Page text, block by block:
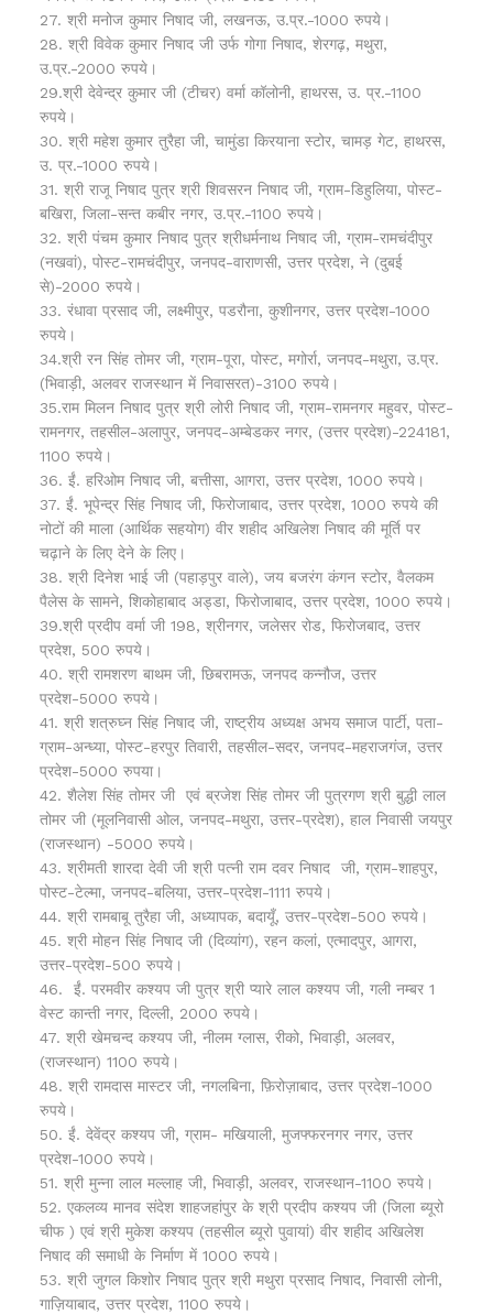
27. श्री मनोज कुमार निषाद जी, लखनऊ, उ.प्र.-1000 रुपये।
28. श्री विवेक कुमार निषाद जी उर्फ गोगा निषाद, शेरगढ़, मथुरा,
उ.प्र.-2000 रुपये।
29.श्री देवेन्द्र कुमार जी (टीचर) वर्मा कॉलोनी, हाथरस, उ. प्र.-1100
रुपये।
30. श्री महेश कुमार तुरैहा जी, चामुंडा किरयाना स्टोर, चामड़ गेट, हाथरस,
उ. प्र.-1000 रुपये।
31. श्री राजू निषाद पुत्र श्री शिवसरन निषाद जी, ग्राम-डिहुलिया, पोस्ट-
बखिरा, जिला-सन्त कबीर नगर, उ.प्र.-1100 रुपये।
32. श्री पंचम कुमार निषाद पुत्र श्रीधर्मनाथ निषाद जी, ग्राम-रामचंदीपुर
(नखवां), पोस्ट-रामचंदीपुर, जनपद-वाराणसी, उत्तर प्रदेश, ने (दुबई
से)-2000 रुपये।
33. रंधावा प्रसाद जी, लक्ष्मीपुर, पडरौना, कुशीनगर, उत्तर प्रदेश-1000
रुपये।
34.श्री रन सिंह तोमर जी, ग्राम-पूरा, पोस्ट, मगोर्रा, जनपद-मथुरा, उ.प्र.
(भिवाड़ी, अलवर राजस्थान में निवासरत)-3100 रुपये।
35.राम मिलन निषाद पुत्र श्री लोरी निषाद जी, ग्राम-रामनगर महुवर, पोस्ट-
रामनगर, तहसील-अलापुर, जनपद-अम्बेडकर नगर, (उत्तर प्रदेश)-224181,
1100 रुपये।
36. ईं. हरिओम निषाद जी, बत्तीसा, आगरा, उत्तर प्रदेश, 1000 रुपये।
37. ईं. भूपेन्द्र सिंह निषाद जी, फिरोजाबाद, उत्तर प्रदेश, 1000 रुपये की
नोटों की माला (आर्थिक सहयोग) वीर शहीद अखिलेश निषाद की मूर्ति पर
चढ़ाने के लिए देने के लिए।
38. श्री दिनेश भाई जी (पहाड़पुर वाले), जय बजरंग कंगन स्टोर, वैलकम
पैलेस के सामने, शिकोहाबाद अड्डा, फिरोजाबाद, उत्तर प्रदेश, 1000 रुपये।
39.श्री प्रदीप वर्मा जी 198, श्रीनगर, जलेसर रोड, फिरोजबाद, उत्तर
प्रदेश, 500 रुपये।
40. श्री रामशरण बाथम जी, छिबरामऊ, जनपद कन्नौज, उत्तर
प्रदेश-5000 रुपये।
41. श्री शत्रुघ्न सिंह निषाद जी, राष्ट्रीय अध्यक्ष अभय समाज पार्टी, पता-
ग्राम-अन्ध्या, पोस्ट-हरपुर तिवारी, तहसील-सदर, जनपद-महराजगंज, उत्तर
प्रदेश-5000 रुपया।
42. शैलेश सिंह तोमर जी एवं ब्रजेश सिंह तोमर जी पुत्रगण श्री बुद्धी लाल
तोमर जी (मूलनिवासी ओल, जनपद-मथुरा, उत्तर-प्रदेश), हाल निवासी जयपुर
(राजस्थान) -5000 रुपये।
43. श्रीमती शारदा देवी जी श्री पत्नी राम दवर निषाद जी, ग्राम-शाहपुर,
पोस्ट-टेल्मा, जनपद-बलिया, उत्तर-प्रदेश-1111 रुपये।
44. श्री रामबाबू तुरैहा जी, अध्यापक, बदायूँ, उत्तर-प्रदेश-500 रुपये।
45. श्री मोहन सिंह निषाद जी (दिव्यांग), रहन कलां, एत्मादपुर, आगरा,
उत्तर-प्रदेश-500 रुपये।
46. ईं. परमवीर कश्यप जी पुत्र श्री प्यारे लाल कश्यप जी, गली नम्बर 1
वेस्ट कान्ती नगर, दिल्ली, 2000 रुपये।
47. श्री खेमचन्द कश्यप जी, नीलम ग्लास, रीको, भिवाड़ी, अलवर,
(राजस्थान) 1100 रुपये।
48. श्री रामदास मास्टर जी, नगलबिना, फ़िरोज़ाबाद, उत्तर प्रदेश-1000
रुपये।
50. ईं. देवेंद्र कश्यप जी, ग्राम- मखियाली, मुजफ्फरनगर नगर, उत्तर
प्रदेश-1000 रुपये।
51. श्री मुन्ना लाल मल्लाह जी, भिवाड़ी, अलवर, राजस्थान-1100 रुपये।
52. एकलव्य मानव संदेश शाहजहांपुर के श्री प्रदीप कश्यप जी (जिला ब्यूरो
चीफ ) एवं श्री मुकेश कश्यप (तहसील ब्यूरो पुवायां) वीर शहीद अखिलेश
निषाद की समाधी के निर्माण में 1000 रुपये।
53. श्री जुगल किशोर निषाद पुत्र श्री मथुरा प्रसाद निषाद, निवासी लोनी,
गाज़ियाबाद, उत्तर प्रदेश, 1100 रुपये।